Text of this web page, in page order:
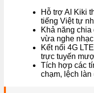
Hỗ trợ AI Kiki
tiếng Việt tự
Khả năng
vừa nghe
Kết nối 4G
trực tuyến
Tích hợp các
chạm, lệch